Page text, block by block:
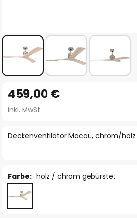
Anfang
der
springen
Deckenventilator Macau, chrom/holz
459,00 €
inkl. MwSt.
Farbe: holz / chrom gebürstet